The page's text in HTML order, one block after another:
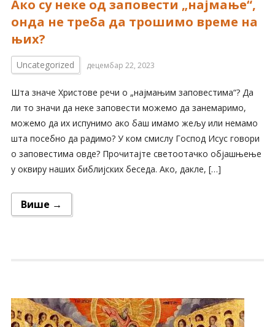
Ако су неке од заповести „најмање“,
онда не треба да трошимо време на
њих?
Uncategorized децембар 22, 2023
Шта значе Христове речи о „најмањим заповестима“? Да
ли то значи да неке заповести можемо да занемаримо,
можемо да их испунимо ако баш имамо жељу или немамо
шта посебно да радимо? У ком смислу Господ Исус говори
о заповестима овде? Прочитајте светоотачко објашњење
у оквиру наших библијских беседа. Ако, дакле, […]
Више →